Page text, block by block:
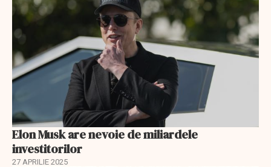
Elon Musk are nevoie de miliardele
investitorilor
27 APRILIE 2025